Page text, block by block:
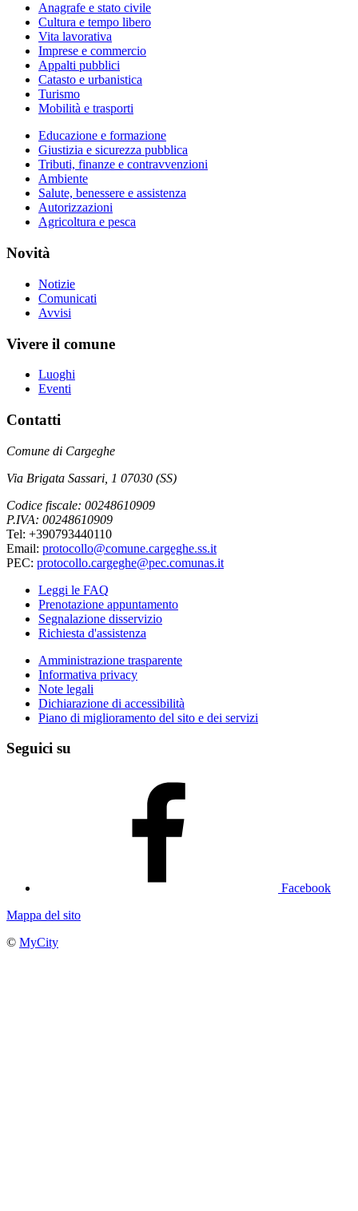
Anagrafe e stato civile
Cultura e tempo libero
Vita lavorativa
Imprese e commercio
Appalti pubblici
Catasto e urbanistica
Turismo
Mobilità e trasporti
Educazione e formazione
Giustizia e sicurezza pubblica
Tributi, finanze e contravvenzioni
Ambiente
Salute, benessere e assistenza
Autorizzazioni
Agricoltura e pesca
Novità
Notizie
Comunicati
Avvisi
Vivere il comune
Luoghi
Eventi
Contatti
Comune di Cargeghe
Via Brigata Sassari, 1 07030 (SS)
Codice fiscale: 00248610909
P.IVA: 00248610909
Tel: +390793440110
Email: protocollo@comune.cargeghe.ss.it
PEC: protocollo.cargeghe@pec.comunas.it
Leggi le FAQ
Prenotazione appuntamento
Segnalazione disservizio
Richiesta d'assistenza
Amministrazione trasparente
Informativa privacy
Note legali
Dichiarazione di accessibilità
Piano di miglioramento del sito e dei servizi
Seguici su
Facebook
Mappa del sito
© MyCity